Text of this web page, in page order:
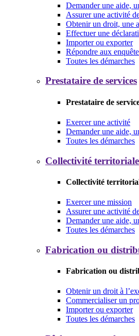
Demander une aide,
Assurer une activité
Obtenir un droit, une
Effectuer une
Importer ou exporter
Répondre aux
Toutes les démarches
Prestataire de services
Prestataire de
Exercer une activité
Demander une aide,
Toutes les démarches
Collectivité
Collectivité
Exercer une mission
Assurer une activité
Demander une aide,
Toutes les démarches
Fabrication ou
Fabrication ou
Obtenir un droit à
Commercialiser un
Importer ou exporter
Toutes les démarches